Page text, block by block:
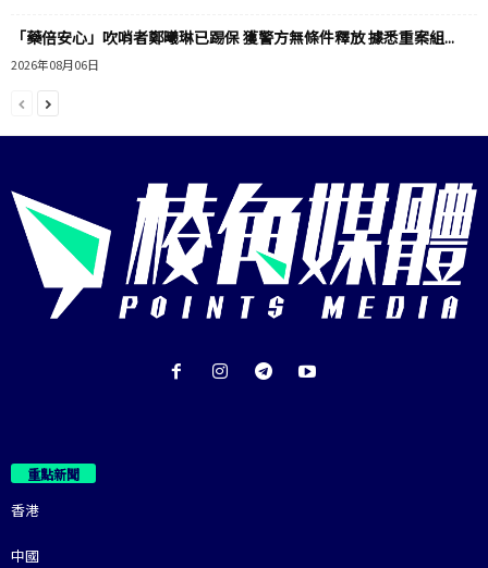
「藥倍安心」吹哨者鄭曦琳已踢保 獲警方無條件釋放 據悉重案組...
2026年08月06日
重點新聞
香港
中國